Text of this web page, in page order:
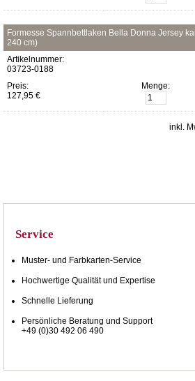
Formesse Spannbettlaken Bella Donna Jersey
240 cm)
Artikelnummer:
03723-0188
Preis:
127,95 €
Menge:
inkl.
Service
Muster- und Farbkarten-Service
Hochwertige Qualität und Expertise
Schnelle Lieferung
Persönliche Beratung und Support
+49 (0)30 492 06 490